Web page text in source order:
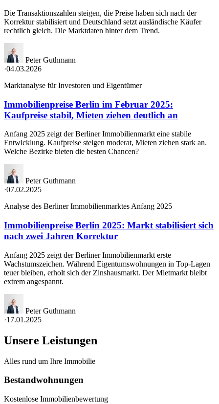
Die Transaktionszahlen steigen, die Preise haben sich nach der
Korrektur stabilisiert und Deutschland setzt ausländische Käufer
rechtlich gleich. Die Marktdaten hinter dem Trend.
Peter Guthmann
·04.03.2026
Marktanalyse für Investoren und Eigentümer
Immobilienpreise Berlin im Februar 2025:
Kaufpreise stabil, Mieten ziehen deutlich an
Anfang 2025 zeigt der Berliner Immobilienmarkt eine stabile
Entwicklung. Kaufpreise steigen moderat, Mieten ziehen stark an.
Welche Bezirke bieten die besten Chancen?
Peter Guthmann
·07.02.2025
Analyse des Berliner Immobilienmarktes Anfang 2025
Immobilienpreise Berlin 2025: Markt stabilisiert sich
nach zwei Jahren Korrektur
Anfang 2025 zeigt der Berliner Immobilienmarkt erste
Wachstumszeichen. Während Eigentumswohnungen in Top-Lagen
teuer bleiben, erholt sich der Zinshausmarkt. Der Mietmarkt bleibt
extrem angespannt.
Peter Guthmann
·17.01.2025
Unsere Leistungen
Alles rund um Ihre Immobilie
Bestandwohnungen
Kostenlose Immobilienbewertung